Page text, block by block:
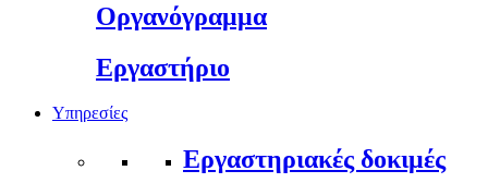
Οργανόγραμμα
Εργαστήριο
Υπηρεσίες
Εργαστηριακές δοκιμές